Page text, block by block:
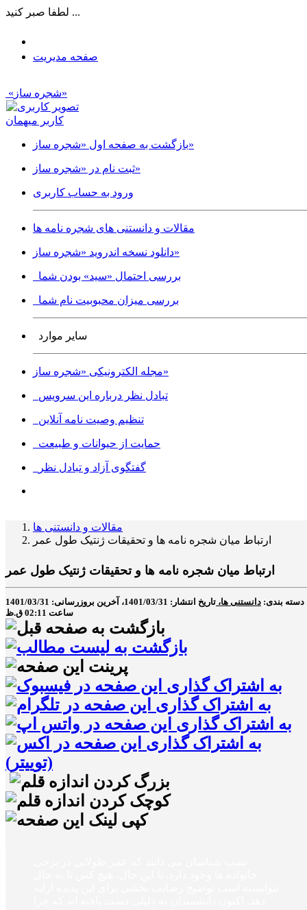
لطفا صبر کنید ...
صفحه مدیریت
«شجره ساز»
کاربر میهمان
بازگشت به صفحه اول «شجره ساز»
ثبت نام در «شجره ساز»
ورود به حساب کاربری
مقالات و دانستنی های شجره نامه ها
دانلود نسخه اندروید «شجره ساز»
بررسی احتمال «سید» بودن شما
بررسی میزان محبوبیت نام شما
سایر موارد
مجله الکترونیکی «شجره ساز»
تبادل نظر درباره این سرویس
تنظیم وصیت نامه آنلاین
حمایت از حیوانات و طبیعت
گفتگوی آزاد و تبادل نظر
مقالات و دانستنی ها
ارتباط میان شجره نامه ها و تحقیقات ژنتیک طول عمر
ارتباط میان شجره نامه ها و تحقیقات ژنتیک طول عمر
دسته بندی: دانستنی ها،
تاریخ انتشار: 1401/03/31، آخرین بروزرسانی: 1401/03/31
ساعت 02:11 ق.ظ